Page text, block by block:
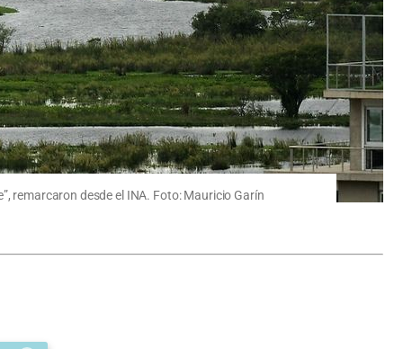
remarcaron desde el INA. Foto: Mauricio Garín